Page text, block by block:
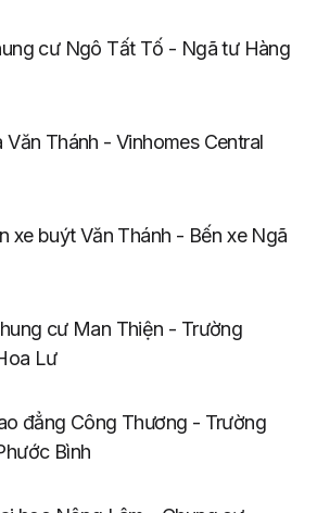
cư Ngô Tất Tố - Ngã tư Hàng
Văn Thánh - Vinhomes Central
xe buýt Văn Thánh - Bến xe Ngã
cư Man Thiện - Trường
Lư
đẳng Công Thương - Trường
Bình